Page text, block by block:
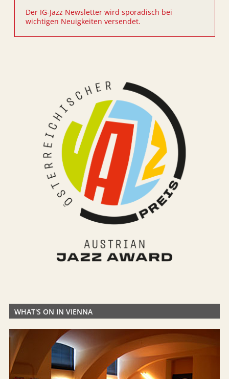
Der IG-Jazz Newsletter wird sporadisch bei
wichtigen Neuigkeiten versendet.
WHAT'S ON IN VIENNA